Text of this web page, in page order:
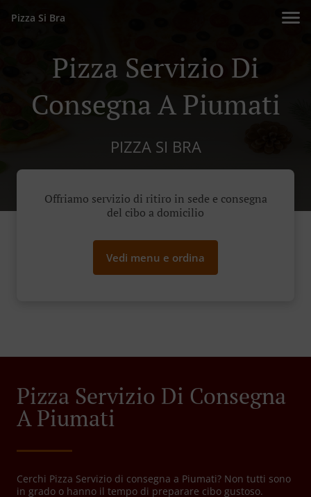
Pizza Si Bra
Pizza Servizio Di
Consegna A Piumati
PIZZA SI BRA
Offriamo servizio di ritiro in sede e consegna
del cibo a domicilio
Vedi menu e ordina
Pizza Servizio Di Consegna
A Piumati
Cerchi Pizza Servizio di consegna a Piumati? Non tutti sono
in grado o hanno il tempo di preparare cibo gustoso.